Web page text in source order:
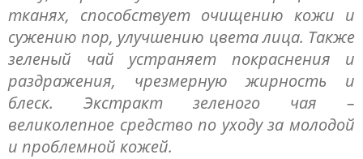
тканях, способствует очищению кожи и
сужению пор, улучшению цвета лица. Также
зеленый чай устраняет покраснения и
раздражения, чрезмерную жирность и
блеск. Экстракт зеленого чая –
великолепное средство по уходу за молодой
и проблемной кожей.